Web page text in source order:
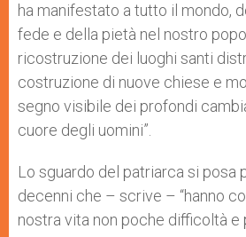
ha manifestato a tutto il mondo,
fede e della pietà nel nostro
ricostruzione dei luoghi santi
costruzione di nuove chiese e
segno visibile dei profondi
cuore degli uomini”.
Lo sguardo del patriarca si posa
decenni che – scrive – “hanno
nostra vita non poche difficoltà e